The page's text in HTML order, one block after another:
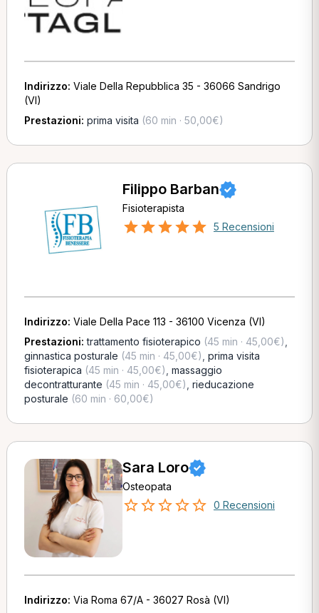
Indirizzo: Viale Della Repubblica 35 - 36066 Sandrigo
(VI)
Prestazioni: prima visita (60 min · 50,00€)
Filippo Barban
Fisioterapista
5 Recensioni
Indirizzo: Viale Della Pace 113 - 36100 Vicenza (VI)
Prestazioni:trattamento fisioterapico (45 min · 45,00€)
ginnastica posturale (45 min · 45,00€) prima visita
fisioterapica (45 min · 45,00€) massaggio
decontratturante (45 min · 45,00€) rieducazione
posturale (60 min · 60,00€)
Sara Loro
Osteopata
0 Recensioni
Indirizzo: Via Roma 67/A - 36027 Rosà (VI)